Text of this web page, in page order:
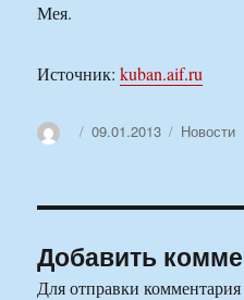
Мея.
Источник:kuban.aif.ru
АвторОпубликовано
09.01.2013 Рубрики
Новости
Добавить
Для отправки